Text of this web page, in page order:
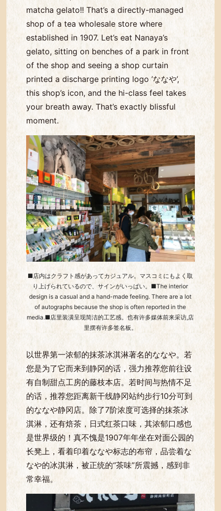
matcha gelato!! That’s a directly-managed
shop of a tea wholesale store where
established in 1907. Let’s eat Nanaya’s
gelato, sitting on benches of a park in front
of the shop and seeing a shop curtain
printed a discharge printing logo ’ななや’,
this shop’s icon, and the hi-class feel takes
your breath away. That’s exactly blissful
moment.
■店内はクラフト感があってカジュアル。マスコミにもよく取
り上げられているので、サインがいっぱい。■The interior
design is a casual and a hand-made feeling. There are a lot
of autographs because the shop is often reported in the
media.■店里装潢呈现简洁的工艺感。也有许多媒体前来采访,店
里摆有许多签名板。
以世界第一浓郁的抹茶冰淇淋著名的ななや。若
您是为了它而来到静冈的话，强力推荐您前往设
有自制甜点工房的藤枝本店。若时间与热情不足
的话，推荐您距离新干线静冈站约步行10分可到
的ななや静冈店。除了7阶浓度可选择的抹茶冰
淇淋，还有焙茶，日式红茶口味，其浓郁口感也
是世界级的！真不愧是1907年年坐在对面公园的
长凳上，看着印着ななや标志的布帘，品尝着な
なや的冰淇淋，被正统的“茶味”所震撼，感到非
常幸福。